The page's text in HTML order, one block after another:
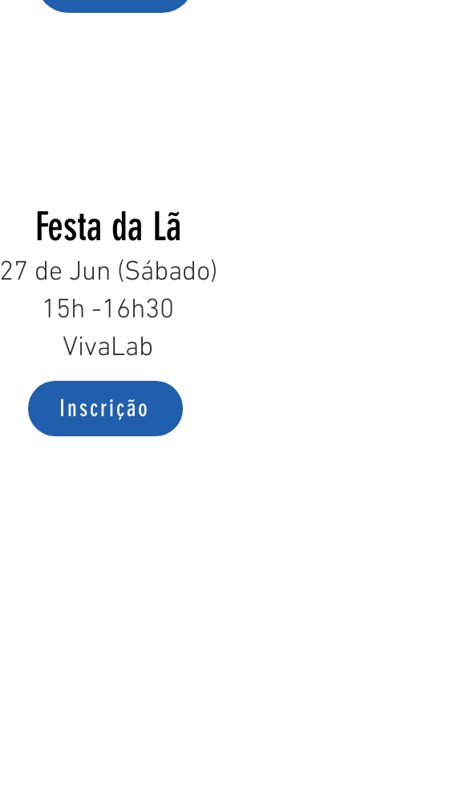
Inscrição
Festa da Lã
27 de Jun (Sábado)
15h -16h30
VivaLab